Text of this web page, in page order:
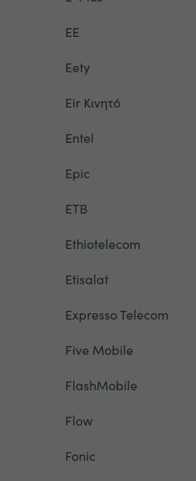
EE
Eety
Eir Κινητό
Entel
Epic
ETB
Ethiotelecom
Etisalat
Expresso Telecom
Five Mobile
FlashMobile
Flow
Fonic